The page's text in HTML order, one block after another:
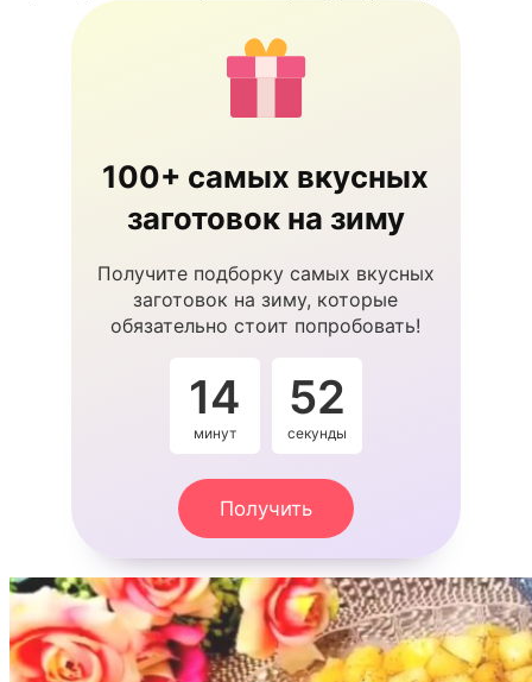
100+ самых вкусных
заготовок на зиму
Получите подборку самых вкусных
заготовок на зиму, которые
обязательно стоит попробовать!
14
минут
51
секунда
Получить